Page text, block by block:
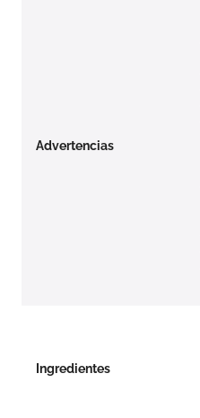
Advertencias
Ingredientes